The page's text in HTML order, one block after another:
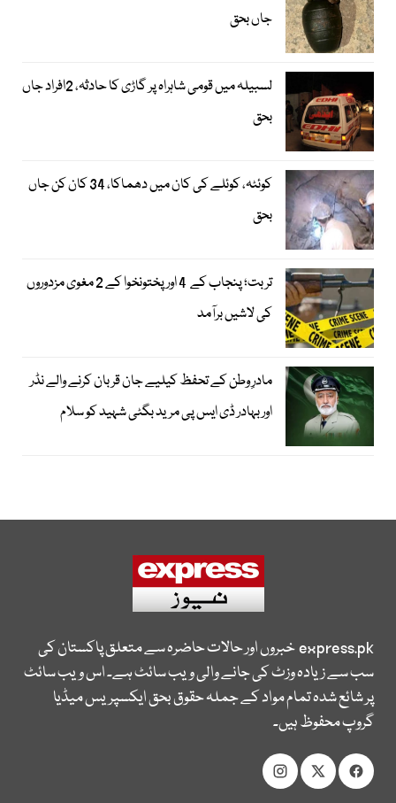
جاں بحق
لسبیلہ میں قومی شاہراہ پر گاڑی کا حادثہ، 2افراد جاں
بحق
کوئٹہ، کوئلے کی کان میں دھماکا، 34 کان کن جاں
بحق
تربت؛ پنجاب کے 4 اور پختونخوا کے 2 مغوی مزدوروں
کی لاشیں برآمد
مادرِ وطن کے تحفظ کیلیے جان قربان کرنے والے نڈر
اور بہادر ڈی ایس پی مرید بگٹی شہید کو سلام
express.pkخبروں اور حالات حاضرہ سے متعلق پاکستان کی
سب سے زیادہ وزٹ کی جانے والی ویب سائٹ ہے۔ اس ویب سائٹ
پر شائع شدہ تمام مواد کے جملہ حقوق بحق ایکسپریس میڈیا
گروپ محفوظ ہیں۔